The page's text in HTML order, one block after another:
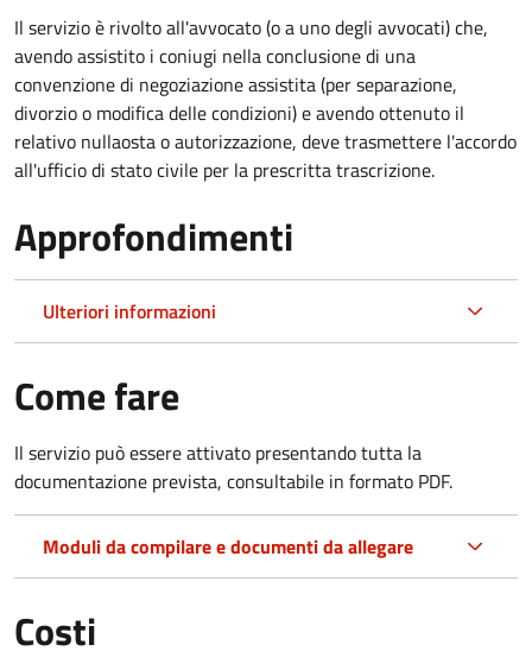
Il servizio è rivolto all'avvocato (o a uno degli avvocati) che,
avendo assistito i coniugi nella conclusione di una
convenzione di negoziazione assistita (per separazione,
divorzio o modifica delle condizioni) e avendo ottenuto il
relativo nullaosta o autorizzazione, deve trasmettere l'accordo
all'ufficio di stato civile per la prescritta trascrizione.
Approfondimenti
Ulteriori informazioni
Come fare
Il servizio può essere attivato presentando tutta la
documentazione prevista, consultabile in formato PDF.
Moduli da compilare e documenti da allegare
Costi